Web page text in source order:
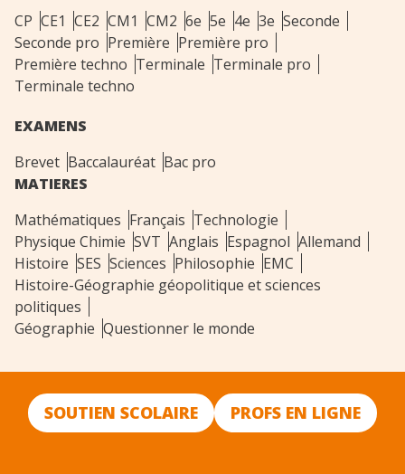
CP CE1 CE2 CM1 CM2 6e 5e 4e 3e Seconde
Seconde pro Première Première pro
Première techno Terminale Terminale pro
Terminale techno
EXAMENS
Brevet Baccalauréat Bac pro
MATIERES
Mathématiques Français Technologie
Physique Chimie SVT Anglais Espagnol Allemand
Histoire SES Sciences Philosophie EMC
Histoire-Géographie géopolitique et sciences
politiques
Géographie Questionner le monde
SOUTIEN SCOLAIRE PROFS EN LIGNE